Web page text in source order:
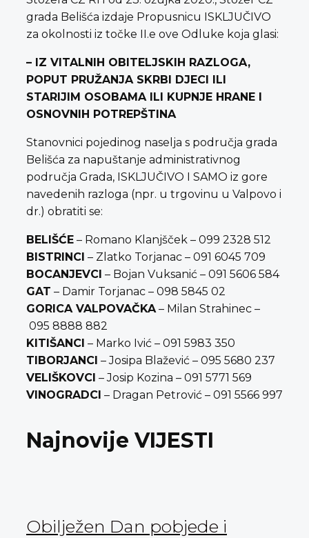
grada Belišća izdaje Propusnicu ISKLJUČIVO
za okolnosti iz točke II.e ove Odluke koja glasi:
– IZ VITALNIH OBITELJSKIH RAZLOGA,
POPUT PRUŽANJA SKRBI DJECI ILI
STARIJIM OSOBAMA ILI KUPNJE HRANE I
OSNOVNIH POTREPŠTINA
Stanovnici pojedinog naselja s područja grada
Belišća za napuštanje administrativnog
područja Grada, ISKLJUČIVO I SAMO iz gore
navedenih razloga (npr. u trgovinu u Valpovo i
dr.) obratiti se:
BELIŠĆE – Romano Klanjšček – 099 2328 512
BISTRINCI – Zlatko Torjanac – 091 6045 709
BOCANJEVCI – Bojan Vuksanić – 091 5606 584
GAT – Damir Torjanac – 098 5845 02
GORICA VALPOVAČKA – Milan Strahinec –
095 8888 882
KITIŠANCI – Marko Ivić – 091 5983 350
TIBORJANCI – Josipa Blažević – 095 5680 237
VELIŠKOVCI – Josip Kozina – 091 5771 569
VINOGRADCI – Dragan Petrović – 091 5566 997
Najnovije VIJESTI
Obilježen Dan pobjede i